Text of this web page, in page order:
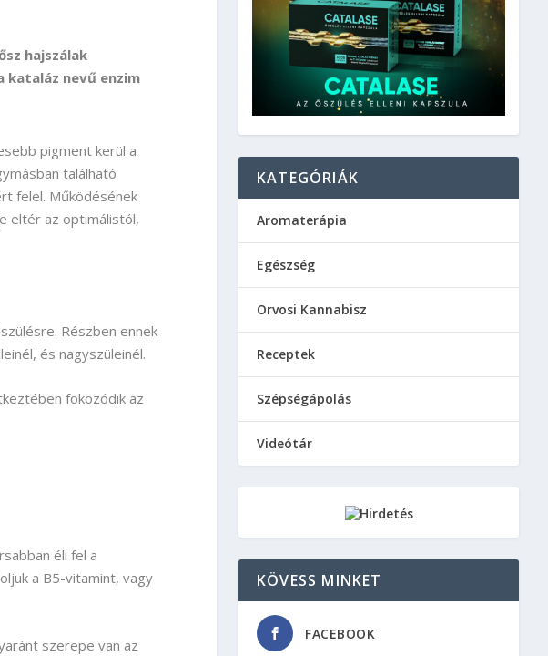
hajszálak
kataláz nevű enzim
pigment kerül a
található
felel. Működésének
eltér az optimálistól,
Részben ennek
és nagyszüleinél.
fokozódik az
éli fel a
a B5-vitamint, vagy
szerepe van az
KATEGÓRIÁK
Aromaterápia
Egészség
Orvosi Kannabisz
Receptek
Szépségápolás
Videótár
KÖVESS MINKET
FACEBOOK